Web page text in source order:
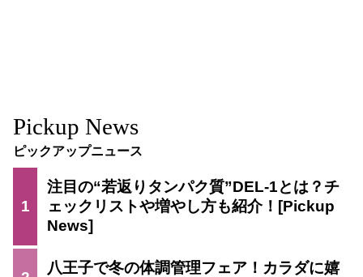
Pickup News
ピックアップニュース
1
注目の“若返りタンパク質”DEL-1とは？チ
ェックリストや増やし方も紹介！
八王子で冬の体調管理フェア！カラダに嬉